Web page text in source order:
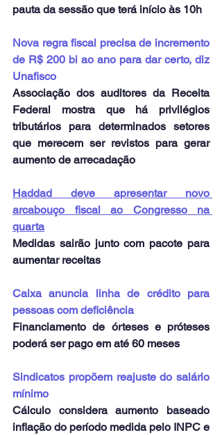
pauta da sessão que terá início às 10h
Nova regra fiscal precisa de incremento
de R$ 200 bi ao ano para dar certo, diz
Unafisco
Associação dos auditores da Receita
Federal mostra que há privilégios
tributários para determinados setores
que merecem ser revistos para gerar
aumento de arrecadação
Haddad deve apresentar novo
arcabouço fiscal ao Congresso na
quarta
Medidas sairão junto com pacote para
aumentar receitas
Caixa anuncia linha de crédito para
pessoas com deficiência
Financiamento de órteses e próteses
poderá ser pago em até 60 meses
Sindicatos propõem reajuste do salário
mínimo
Cálculo considera aumento baseado
inflação do período medida pelo INPC e